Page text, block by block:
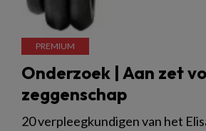
Onderzoek | Aan zet
zeggenschap
20 verpleegkundigen van het